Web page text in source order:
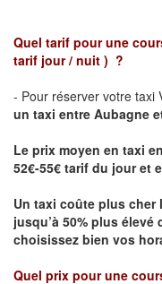
Quel tarif pour une
tarif jour / nuit ) ?
- Pour réserver votre taxi
un taxi entre Aubagne
Le prix moyen en taxi
52€-55€ tarif du jour et
Un taxi coûte plus
jusqu’à 50% plus
choisissez bien vos
Quel prix pour une